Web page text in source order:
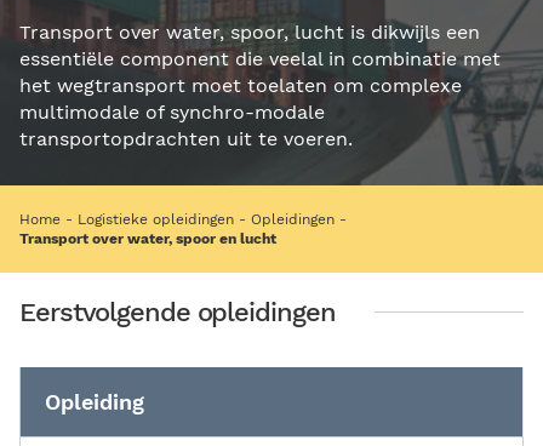
Transport over water, spoor, lucht is dikwijls een
essentiële component die veelal in combinatie met
het wegtransport moet toelaten om complexe
multimodale of synchro-modale
transportopdrachten uit te voeren.
Home Logistieke opleidingen
Opleidingen
Transport over water, spoor en lucht
Eerstvolgende opleidingen
Opleiding